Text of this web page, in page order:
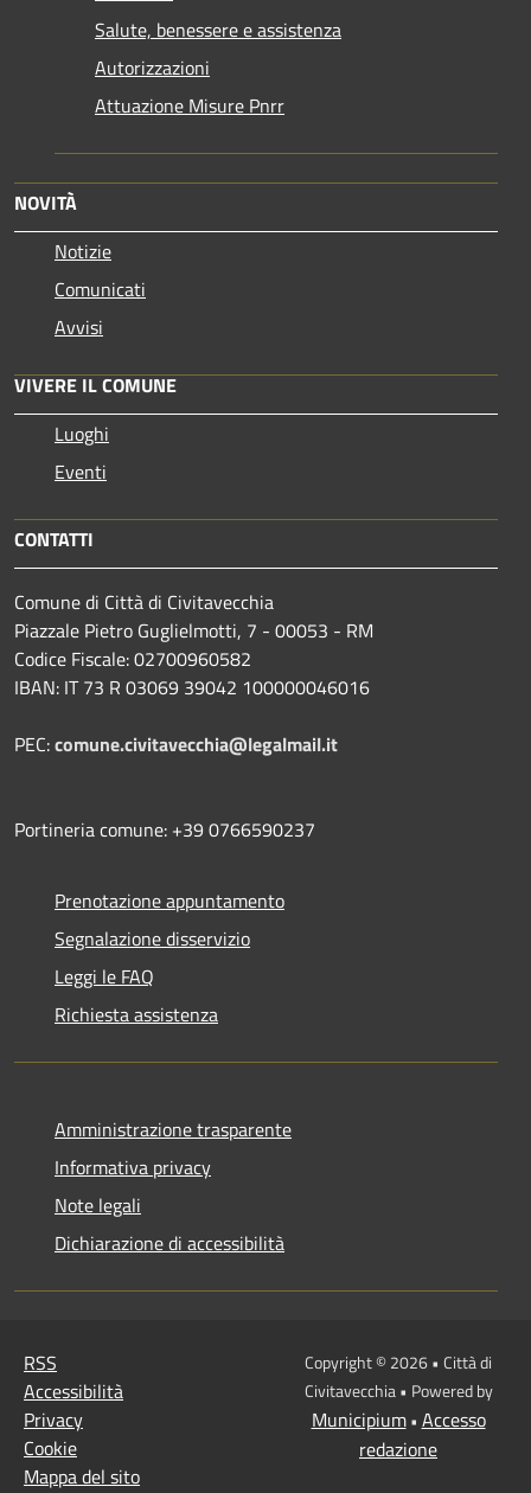
Salute, benessere e assistenza
Autorizzazioni
Attuazione Misure Pnrr
NOVITÀ
Notizie
Comunicati
Avvisi
VIVERE IL COMUNE
Luoghi
Eventi
CONTATTI
Comune di Città di Civitavecchia
Piazzale Pietro Guglielmotti, 7 - 00053 - RM
Codice Fiscale: 02700960582
IBAN: IT 73 R 03069 39042 100000046016
PEC:comune.civitavecchia@legalmail.it
Portineria comune: +39 0766590237
Prenotazione appuntamento
Segnalazione disservizio
Leggi le FAQ
Richiesta assistenza
Amministrazione trasparente
Informativa privacy
Note legali
Dichiarazione di accessibilità
RSS
Accessibilità
Privacy
Cookie
Mappa del sito
Copyright © 2026 • Città di
Civitavecchia • Powered by
Municipium• Accesso
redazione